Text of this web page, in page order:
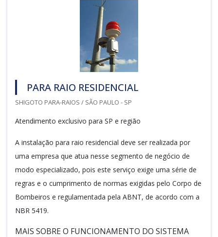
PARA RAIO RESIDENCIAL
SHIGOTO PARA-RAIOS / SÃO PAULO - SP
Atendimento exclusivo para SP e região
A instalação para raio residencial deve ser realizada por
uma empresa que atua nesse segmento de negócio de
modo especializado, pois este serviço exige uma série de
regras e o cumprimento de normas exigidas pelo Corpo de
Bombeiros e regulamentada pela ABNT, de acordo com a
NBR 5419.
MAIS SOBRE O FUNCIONAMENTO DO SISTEMA